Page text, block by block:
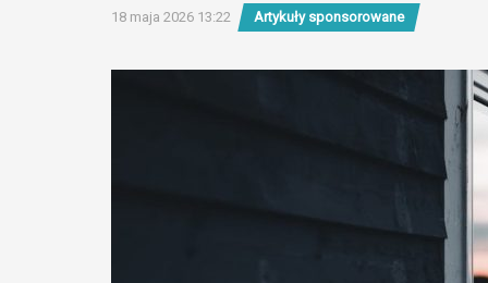
18 maja 2026 13:22 Artykuły sponsorowane